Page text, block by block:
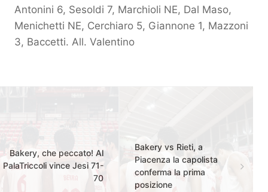
Antonini 6, Sesoldi 7, Marchioli NE, Dal Maso,
Menichetti NE, Cerchiaro 5, Giannone 1, Mazzoni
3, Baccetti. All. Valentino
Bakery, che peccato! Al
PalaTriccoli vince Jesi 71-
70
Bakery vs Rieti, a
Piacenza la capolista
conferma la prima
posizione